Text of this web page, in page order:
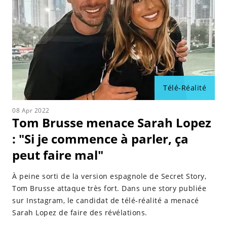
Télé-Réalité
08 Apr 2022
Tom Brusse menace Sarah Lopez
: "Si je commence à parler, ça
peut faire mal"
À peine sorti de la version espagnole de Secret Story,
Tom Brusse attaque très fort. Dans une story publiée
sur Instagram, le candidat de télé-réalité a menacé
Sarah Lopez de faire des révélations.